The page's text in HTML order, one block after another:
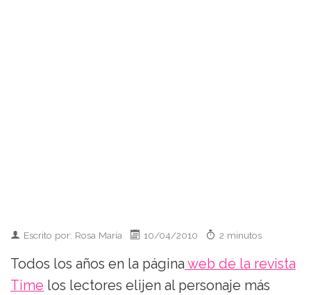
Escrito por: Rosa María 10/04/2010 2 minutos
Todos los años en la página web de la revista
Time los lectores elijen al personaje más